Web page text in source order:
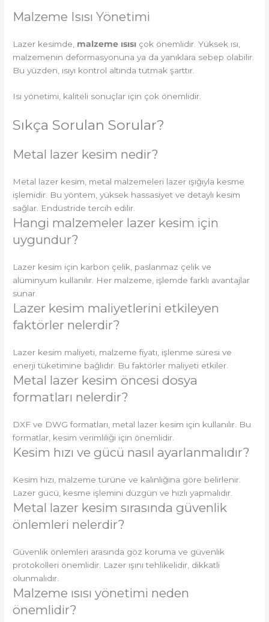
Malzeme Isısı Yönetimi
Lazer kesimde, malzeme ısısı çok önemlidir. Yüksek ısı,
malzemenin deformasyonuna ya da yanıklara sebep olabilir.
Bu yüzden, ısıyı kontrol altında tutmak şarttır.
Isı yönetimi, kaliteli sonuçlar için çok önemlidir.
Sıkça Sorulan Sorular?
Metal lazer kesim nedir?
Metal lazer kesim, metal malzemeleri lazer ışığıyla kesme
işlemidir. Bu yöntem, yüksek hassasiyet ve detaylı kesim
sağlar. Endüstride tercih edilir.
Hangi malzemeler lazer kesim için
uygundur?
Lazer kesim için karbon çelik, paslanmaz çelik ve
alüminyum kullanılır. Her malzeme, işlemde farklı avantajlar
sunar.
Lazer kesim maliyetlerini etkileyen
faktörler nelerdir?
Lazer kesim maliyeti, malzeme fiyatı, işlenme süresi ve
enerji tüketimine bağlıdır. Bu faktörler maliyeti etkiler.
Metal lazer kesim öncesi dosya
formatları nelerdir?
DXF ve DWG formatları, metal lazer kesim için kullanılır. Bu
formatlar, kesim verimliliği için önemlidir.
Kesim hızı ve gücü nasıl ayarlanmalıdır?
Kesim hızı, malzeme türüne ve kalınlığına göre belirlenir.
Lazer gücü, kesme işlemini düzgün ve hızlı yapmalıdır.
Metal lazer kesim sırasında güvenlik
önlemleri nelerdir?
Güvenlik önlemleri arasında göz koruma ve güvenlik
protokolleri önemlidir. Lazer ışını tehlikelidir, dikkatli
olunmalıdır.
Malzeme ısısı yönetimi neden
önemlidir?